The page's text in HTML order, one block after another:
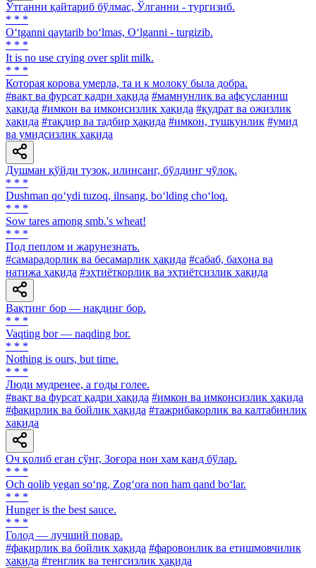
Ўтганни қайтариб бўлмас, Ўлганни - тургизиб.
* * *
O‘tganni qaytarib bo‘lmas, O‘lganni - turgizib.
* * *
It is no use сrying over split milk.
* * *
Которая корова умерла, та и к молоку была добра.
#вақт ва фурсат қадри ҳақида #мамнунлик ва афсусланиш
ҳақида #имкон ва имконсизлик ҳақида #қудрат ва ожизлик
ҳақида #тақдир ва тадбир ҳақида #имкон, тушкунлик #умид
ва умидсизлик ҳақида
Душман қўйди тузоқ, илинсанг, бўлдинг чўлоқ.
* * *
Dushman qo‘ydi tuzoq, ilnsang, bo‘lding cho‘loq.
* * *
Sow tares among smb.'s wheat!
* * *
Под пеплом и жарунезнать.
#самарадорлик ва бесамарлик ҳақида #сабаб, баҳона ва
натижа ҳақида #эҳтиёткорлик ва эҳтиётсизлик ҳақида
Вақтинг бор — нақдинг бор.
* * *
Vaqting bor — naqding bor.
* * *
Nothing is ours, but time.
* * *
Люди мудренее, a годы голее.
#вақт ва фурсат қадри ҳақида #имкон ва имконсизлик ҳақида
#фақирлик ва бойлик ҳақида #тажрибакорлик ва калтабинлик
ҳақида
Оч қолиб еган сўнг, Зоғора нон ҳам қанд бўлар.
* * *
Och qolib yegan so‘ng, Zog‘ora non ham qand bo‘lar.
* * *
Hunger is the best sauce.
* * *
Голод — лучший повар.
#фақирлик ва бойлик ҳақида #фаровонлик ва етишмовчилик
ҳақида #тенглик ва тенгсизлик ҳақида